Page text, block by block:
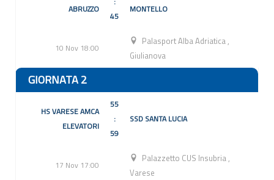
ABRUZZO
45
MONTELLO
10 Nov 18:00
Palasport Alba Adriatica,
Giulianova
GIORNATA 2
HS VARESE AMCA
ELEVATORI
55
:
59
SSD SANTA LUCIA
17 Nov 17:00
Palazzetto CUS Insubria,
Varese